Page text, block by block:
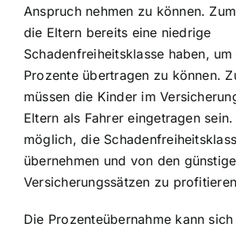
Anspruch nehmen zu können.
die Eltern bereits eine niedrige
Schadenfreiheitsklasse haben,
Prozente übertragen zu können.
müssen die Kinder im
Eltern als Fahrer eingetragen
möglich, die
übernehmen und von den
Versicherungssätzen zu
Die Prozenteübernahme kann